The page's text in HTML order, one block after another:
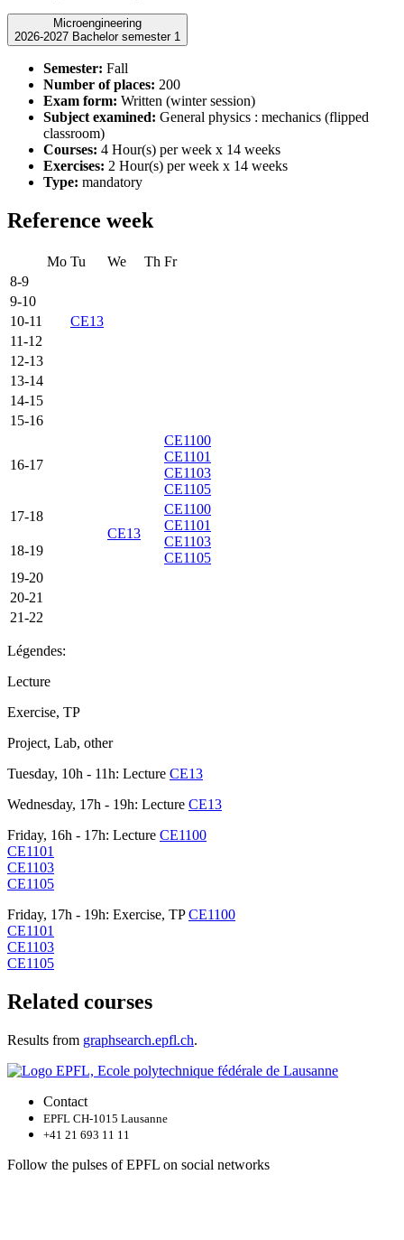
Microengineering
2026-2027 Bachelor semester 1
Semester: Fall
Number of places: 200
Exam form: Written (winter session)
Subject examined: General physics : mechanics (flipped
classroom)
Courses: 4 Hour(s) per week x 14 weeks
Exercises: 2 Hour(s) per week x 14 weeks
Type: mandatory
Reference week
Mo Tu We Th Fr
8-9
9-10
10-11
CE13
11-12
12-13
13-14
14-15
15-16
16-17
CE1100
CE1101
CE1103
CE1105
17-18
CE13
CE1100
CE1101
CE1103
CE1105
18-19
19-20
20-21
21-22
Légendes:
Lecture
Exercise, TP
Project, Lab, other
Tuesday, 10h - 11h: Lecture CE13
Wednesday, 17h - 19h: Lecture CE13
Friday, 16h - 17h: Lecture CE1100
CE1101
CE1103
CE1105
Friday, 17h - 19h: Exercise, TPCE1100
CE1101
CE1103
CE1105
Related courses
Results from graphsearch.epfl.ch.
Contact
EPFL CH-1015 Lausanne
+41 21 693 11 11
Follow the pulses of EPFL on social networks